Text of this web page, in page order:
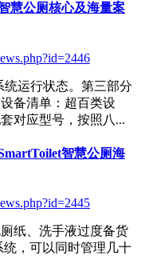
慧公厕核心及海量案
统运行状态。第三部分
备清单：超百类设
对应型号，按照八...
智慧公厕海
纸、洗手液过度备货
统 ，可以同时管理几十